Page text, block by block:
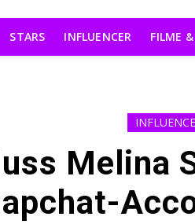
STARS INFLUENCER FILME
Melina